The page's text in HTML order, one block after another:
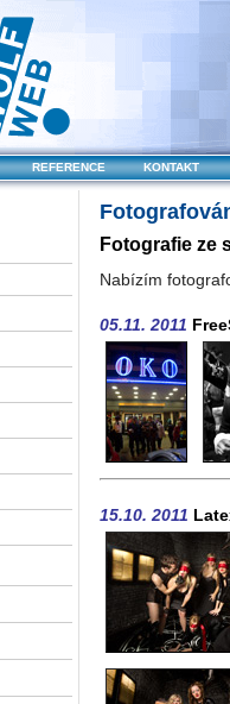
REFERENCE KONTAKT
Fotografie ze
Nabízím
05.11. 2011
15.10. 2011